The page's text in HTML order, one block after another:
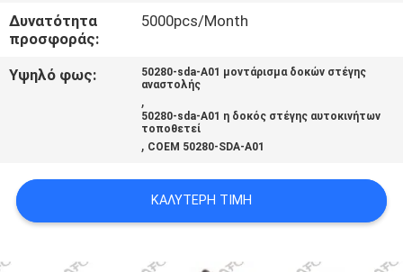
ΕΙΔΉΣΕΙΣ
SITEMAP
Δυνατότητα
προσφοράς:
5000pcs/Month
Υψηλό φως:
50280-sda-A01 μοντάρισμα δοκών στέγης
αναστολής
,
50280-sda-A01 η δοκός στέγης αυτοκινήτων
τοποθετεί
, COEM 50280-SDA-A01
ΚΑΛΎΤΕΡΗ ΤΙΜΉ